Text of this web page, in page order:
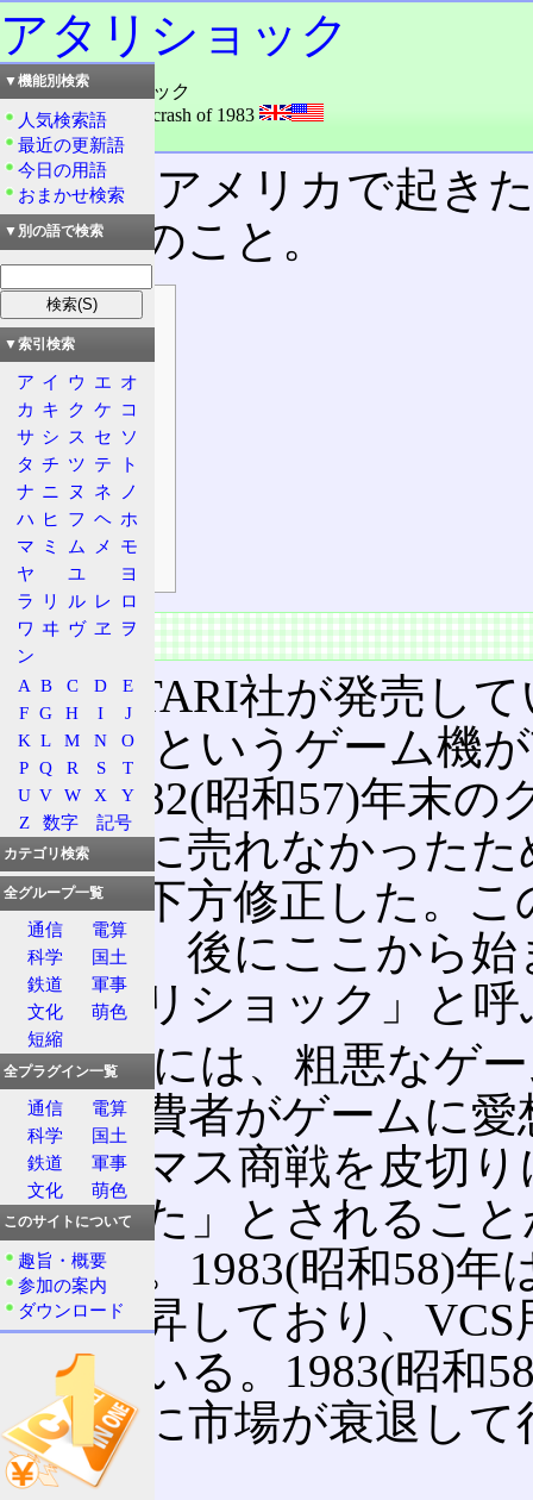
アタリショック
読み：アタリショック
外語：Video game crash of 1983
品詞：名詞
かつてアメリカで起き
壊事件のこと。
目次
概要
顛末
起
承
転
結
アメリカの状況
任天堂との訴訟
概要
当時ATARI社が発売して
System)というゲーム機
が、1982(昭和57)年末
程派手に売れなかった
利益を下方修正した。
暴落し、後にここから
「アタリショック」と
一般的には、粗悪なゲ
めに消費者がゲームに
クリスマス商戦を皮切
くなった」とされるこ
である。1983(昭和58)
げは上昇しており、
されている。1983(昭和
て徐々に市場が衰退し
る。
▼機能別検索
人気検索語
最近の更新語
今日の用語
おまかせ検索
▼別の語で検索
▼索引検索
ア イ ウ エ オ
カ キ ク ケ コ
サ シ ス セ ソ
タ チ ツ テ
ト
ナ ニ ヌ ネ
ノ
ハ ヒ フ ヘ ホ
マ ミ ム メ
モ
ヤ
ユ
ヨ
ラ
リ ル レ ロ
ワ ヰ ヴ ヱ
ヲ
ン
A B C D
E
F G H I
J
K L M N
O
P Q R S
T
U V W X
Y
Z
数字 記号
カテゴリ検索
全グループ一覧
通信
電算
科学
国土
鉄道
軍事
文化
萌色
短縮
全プラグイン一覧
通信
電算
科学
国土
鉄道
軍事
文化
萌色
このサイトについて
趣旨・概要
参加の案内
ダウンロード